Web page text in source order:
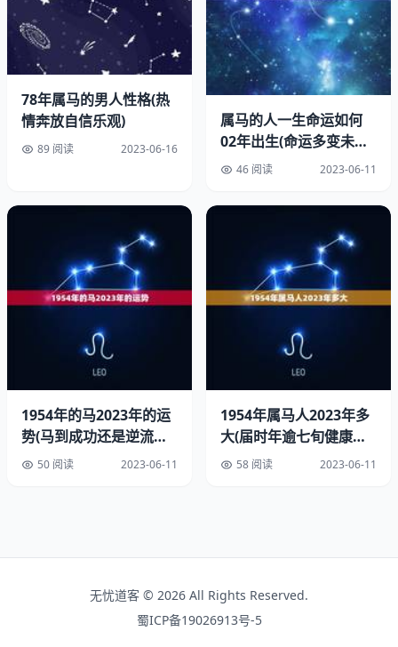
1.热情开朗
属马人热情开朗，善于交际，能够很快地与人建立联系。他
格特点使得属马人在社交场合中非常受欢迎，也能够帮助他
们在职场上建立广泛的人脉。
2.创造力强
属马人的创造力非常强，他们喜欢尝试新事物，不断未知领
域。这种创造力使得属马人在创业、艺术、文学等领域中非
种使得属马人在旅游、出差等情况下非常得心应手，也能够
帮助他们在职场上应对各种挑战。
78年属马的男人性格(热
情奔放自信乐观)
89 阅读 2023-06-16
属马的人一生命运如何
02年出生(命运多变未来
可期)46 阅读 2023-06-11
1954年的马2023年的运
势(马到成功还是逆流而
上)50 阅读 2023-06-11
1954年属马人2023年多
大(届时年逾七旬健康需
重视)58 阅读 2023-06-11
无忧道客 © 2026 All Rights Reserved.
蜀ICP备19026913号-5